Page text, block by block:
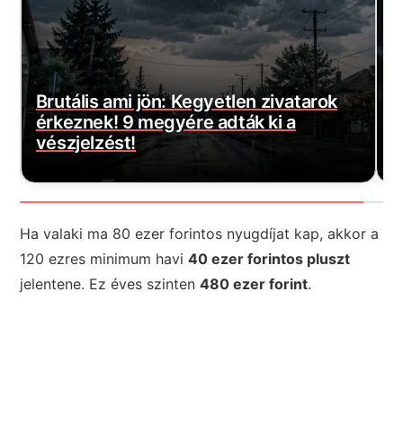
Magyar Péter bejelentette a várva-
várt jó hírt! Végre elkezdődött…
Ha valaki ma 80 ezer forintos nyugdíjat kap, akkor a
120 ezres minimum havi40 ezer forintos pluszt
jelentene. Ez éves szinten480 ezer forint.